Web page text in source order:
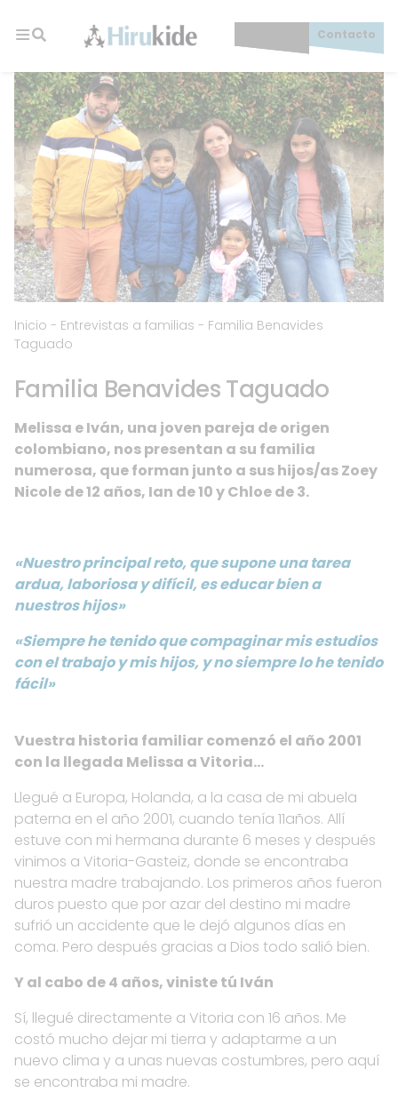
Contacto
Inicio - Entrevistas a familias - Familia Benavides
Taguado
Familia Benavides Taguado
Melissa e Iván, una joven pareja de origen
colombiano, nos presentan a su familia
numerosa, que forman junto a sus hijos/as Zoey
Nicole de 12 años, Ian de 10 y Chloe de 3.
«Nuestro principal reto, que supone una tarea
ardua, laboriosa y difícil, es educar bien a
nuestros hijos»
«Siempre he tenido que compaginar mis estudios
con el trabajo y mis hijos, y no siempre lo he tenido
fácil»
Vuestra historia familiar comenzó el año 2001
con la llegada Melissa a Vitoria…
Llegué a Europa, Holanda, a la casa de mi abuela
paterna en el año 2001, cuando tenía 11años. Allí
estuve con mi hermana durante 6 meses y después
vinimos a Vitoria-Gasteiz, donde se encontraba
nuestra madre trabajando. Los primeros años fueron
duros puesto que por azar del destino mi madre
sufrió un accidente que le dejó algunos días en
coma. Pero después gracias a Dios todo salió bien.
Y al cabo de 4 años, viniste tú Iván
Sí, llegué directamente a Vitoria con 16 años. Me
costó mucho dejar mi tierra y adaptarme a un
nuevo clima y a unas nuevas costumbres, pero aquí
se encontraba mi madre.